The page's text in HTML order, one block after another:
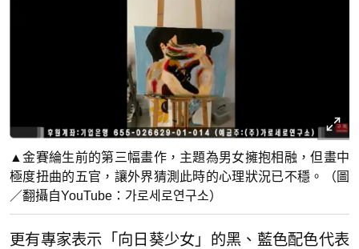
▲金賽綸生前的第三幅畫作，主題為男女擁抱相融，但畫中
極度扭曲的五官，讓外界猜測此時的心理狀況已不穩。（圖
／翻攝自YouTube：가로세로연구소）
更有專家表示「向日葵少女」的黑、藍色配色代表